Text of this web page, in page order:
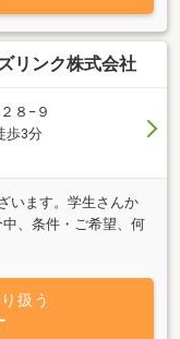
リンク株式会社
８−９
歩3分
います。学生さんか
、条件・ご希望、何
しもご対応可能！ご
扱う